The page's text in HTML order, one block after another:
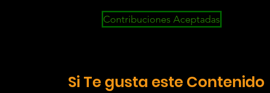
Contribuciones Aceptadas
Si Te gusta este Contenido